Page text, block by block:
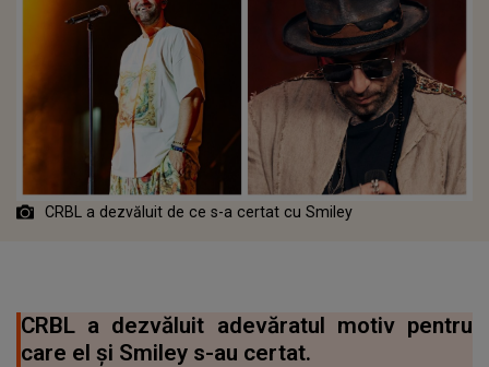
CRBL a dezvăluit de ce s-a certat cu Smiley
CRBL a dezvăluit adevăratul motiv pentru
care el și Smiley s-au certat.